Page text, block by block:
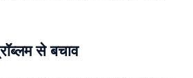
से बचाव